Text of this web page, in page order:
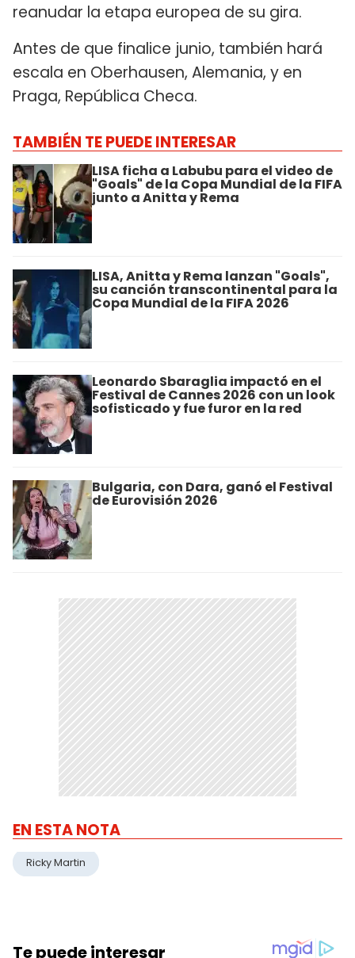
reanudar la etapa europea de su gira.
Antes de que finalice junio, también hará
escala en Oberhausen, Alemania, y en
Praga, República Checa.
TAMBIÉN TE PUEDE INTERESAR
LISA ficha a Labubu para el video de
"Goals" de la Copa Mundial de la FIFA
junto a Anitta y Rema
LISA, Anitta y Rema lanzan "Goals",
su canción transcontinental para la
Copa Mundial de la FIFA 2026
Leonardo Sbaraglia impactó en el
Festival de Cannes 2026 con un look
sofisticado y fue furor en la red
Bulgaria, con Dara, ganó el Festival
de Eurovisión 2026
EN ESTA NOTA
Ricky Martin